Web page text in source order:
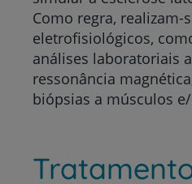
Como regra, realizam-
eletrofisiológicos,
análises laboratoriais
ressonância
biópsias a músculos